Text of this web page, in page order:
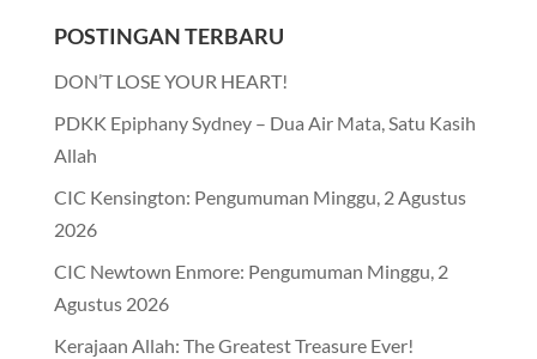
POSTINGAN TERBARU
DON’T LOSE YOUR HEART!
PDKK Epiphany Sydney – Dua Air Mata, Satu Kasih
Allah
CIC Kensington: Pengumuman Minggu, 2 Agustus
2026
CIC Newtown Enmore: Pengumuman Minggu, 2
Agustus 2026
Kerajaan Allah: The Greatest Treasure Ever!